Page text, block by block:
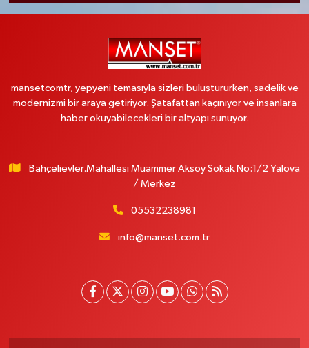
mansetcomtr, yepyeni temasıyla sizleri buluştururken, sadelik ve
modernizmi bir araya getiriyor. Şatafattan kaçınıyor ve insanlara
haber okuyabilecekleri bir altyapı sunuyor.
Bahçelievler.Mahallesi Muammer Aksoy Sokak No:1/2 Yalova
/ Merkez
05532238981
info@manset.com.tr